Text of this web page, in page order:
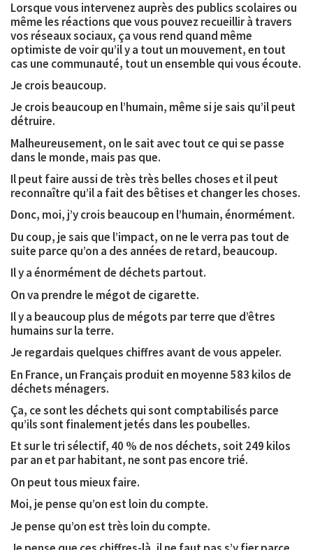
Lorsque vous intervenez auprès des publics scolaires ou
même les réactions que vous pouvez recueillir à travers
vos réseaux sociaux, ça vous rend quand même
optimiste de voir qu’il y a tout un mouvement, en tout
cas une communauté, tout un ensemble qui vous écoute.
Je crois beaucoup.
Je crois beaucoup en l’humain, même si je sais qu’il peut
détruire.
Malheureusement, on le sait avec tout ce qui se passe
dans le monde, mais pas que.
Il peut faire aussi de très très belles choses et il peut
reconnaître qu’il a fait des bêtises et changer les choses.
Donc, moi, j’y crois beaucoup en l’humain, énormément.
Du coup, je sais que l’impact, on ne le verra pas tout de
suite parce qu’on a des années de retard, beaucoup.
Il y a énormément de déchets partout.
On va prendre le mégot de cigarette.
Il y a beaucoup plus de mégots par terre que d’êtres
humains sur la terre.
Je regardais quelques chiffres avant de vous appeler.
En France, un Français produit en moyenne 583 kilos de
déchets ménagers.
Ça, ce sont les déchets qui sont comptabilisés parce
qu’ils sont finalement jetés dans les poubelles.
Et sur le tri sélectif, 40 % de nos déchets, soit 249 kilos
par an et par habitant, ne sont pas encore trié.
On peut tous mieux faire.
Moi, je pense qu’on est loin du compte.
Je pense qu’on est très loin du compte.